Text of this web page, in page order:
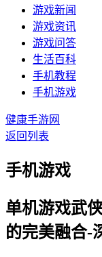
游戏新闻
游戏资讯
游戏问答
生活百科
手机教程
手机游戏
健康手游网
返回列表
手机游戏
单机游戏武
的完美融合-